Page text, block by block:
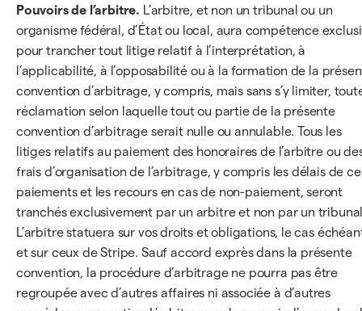
Pouvoirs de l’arbitre. L’arbitre, et non un tribunal ou un
organisme fédéral, d’État ou local, aura compétence
pour trancher tout litige relatif à l’interprétation, à
l’applicabilité, à l’opposabilité ou à la formation de la
convention d’arbitrage, y compris, mais sans s’y limiter,
réclamation selon laquelle tout ou partie de la présente
convention d’arbitrage serait nulle ou annulable. Tous les
litiges relatifs au paiement des honoraires de l’arbitre ou
frais d’organisation de l’arbitrage, y compris les délais de
paiements et les recours en cas de non-paiement, seront
tranchés exclusivement par un arbitre et non par un
L’arbitre statuera sur vos droits et obligations, le cas
et sur ceux de Stripe. Sauf accord exprès dans la présente
convention, la procédure d’arbitrage ne pourra pas être
regroupée avec d’autres affaires ni associée à d’autres